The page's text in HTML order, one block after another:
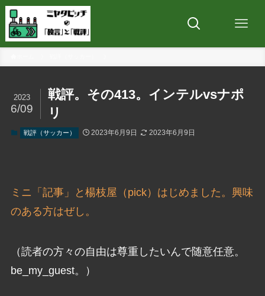
戦評。その413。インテルvsナポ
リ
2023
6/09
戦評（サッカー） 2023年6月9日 2023年6月9日
ミニ「記事」と楊枝屋（pick）はじめました。興味
のある方はぜし。
（読者の方々の自由は尊重したいんで随意任意。
be_my_guest。）